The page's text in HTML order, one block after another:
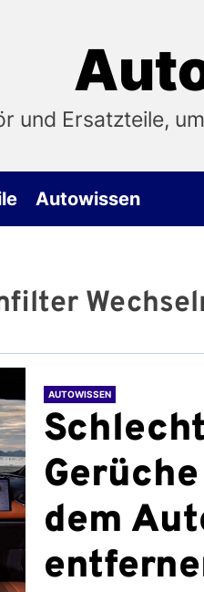
und Ersatzteile,
Autowissen
AUTOWISSEN
dem